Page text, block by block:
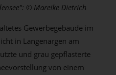
© Mareike Dietrich
Gewerbegebäude im
in Langenargen am
und grau gepflasterte
von einem